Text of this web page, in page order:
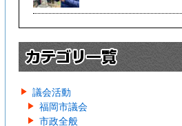
議会活動
福岡市議会
市政全般